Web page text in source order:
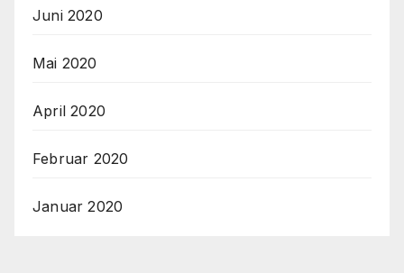
Juni 2020
Mai 2020
April 2020
Februar 2020
Januar 2020